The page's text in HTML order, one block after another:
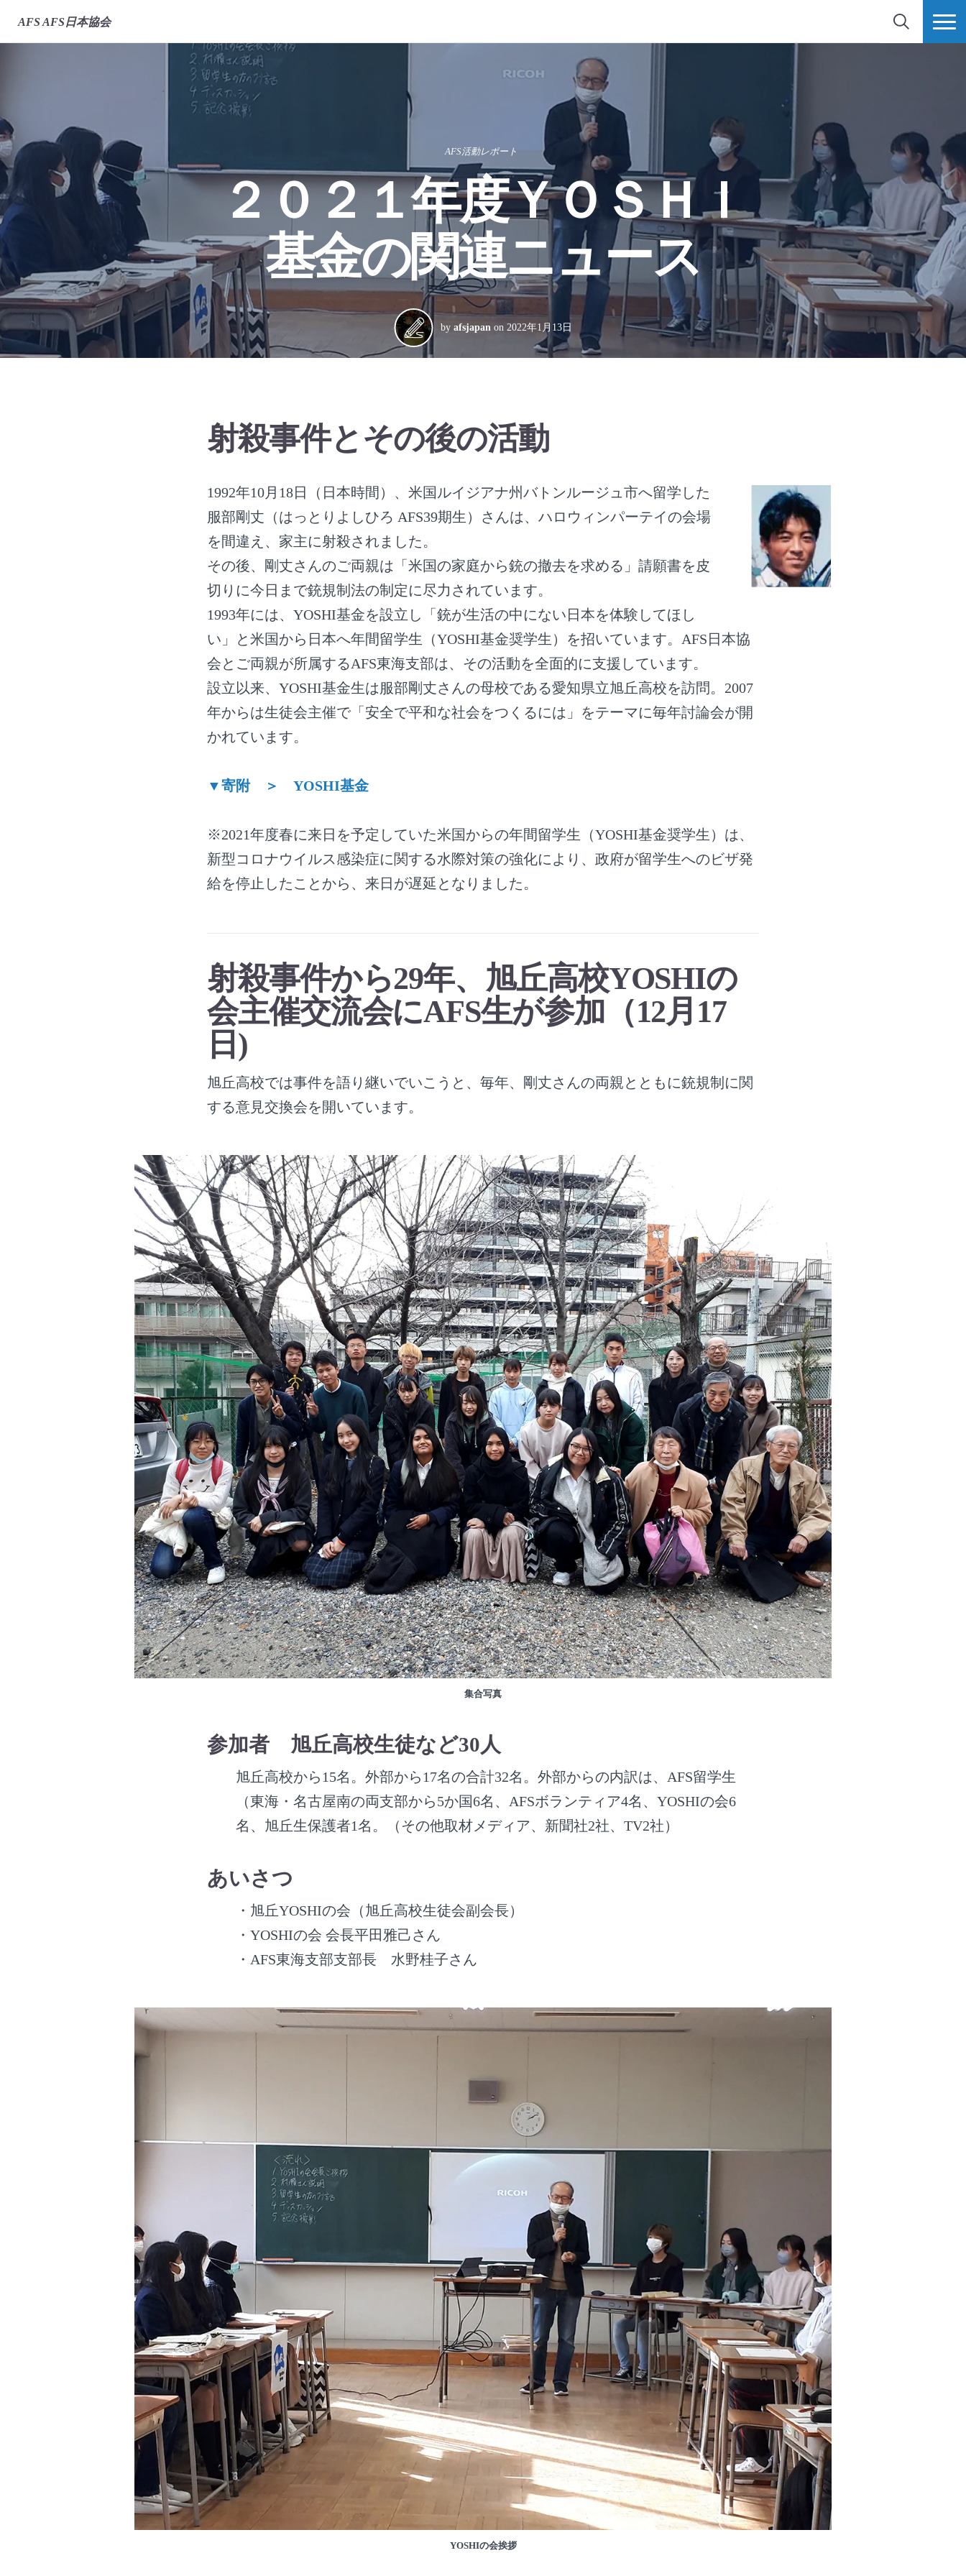
AFS AFS日本協会
検索 MORE
AFS活動レポート
２０２１年度ＹＯＳＨＩ
基金の関連ニュース
by afsjapan on 2022年1月13日
射殺事件とその後の活動
1992年10月18日（日本時間）、米国ルイジアナ州バトンルージュ市へ留学した
服部剛丈（はっとりよしひろ AFS39期生）さんは、ハロウィンパーテイの会場
を間違え、家主に射殺されました。
その後、剛丈さんのご両親は「米国の家庭から銃の撤去を求める」請願書を皮
切りに今日まで銃規制法の制定に尽力されています。
1993年には、YOSHI基金を設立し「銃が生活の中にない日本を体験してほし
い」と米国から日本へ年間留学生（YOSHI基金奨学生）を招いています。AFS日本協
会とご両親が所属するAFS東海支部は、その活動を全面的に支援しています。
設立以来、YOSHI基金生は服部剛丈さんの母校である愛知県立旭丘高校を訪問。2007
年からは生徒会主催で「安全で平和な社会をつくるには」をテーマに毎年討論会が開
かれています。
▼寄附 ＞ YOSHI基金
※2021年度春に来日を予定していた米国からの年間留学生（YOSHI基金奨学生）は、
新型コロナウイルス感染症に関する水際対策の強化により、政府が留学生へのビザ発
給を停止したことから、来日が遅延となりました。
射殺事件から29年、旭丘高校YOSHIの
会主催交流会にAFS生が参加（12月17
日)
旭丘高校では事件を語り継いでいこうと、毎年、剛丈さんの両親とともに銃規制に関
する意見交換会を開いています。
集合写真
参加者 旭丘高校生徒など30人
旭丘高校から15名。外部から17名の合計32名。外部からの内訳は、AFS留学生
（東海・名古屋南の両支部から5か国6名、AFSボランティア4名、YOSHIの会6
名、旭丘生保護者1名。（その他取材メディア、新聞社2社、TV2社）
あいさつ
・旭丘YOSHIの会（旭丘高校生徒会副会長）
・YOSHIの会 会長平田雅己さん
・AFS東海支部支部長 水野桂子さん
YOSHIの会挨拶